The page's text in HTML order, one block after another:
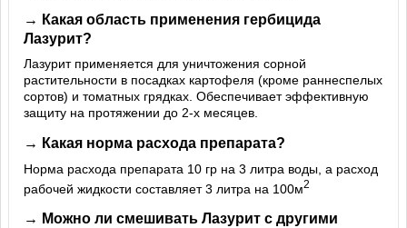
→ Какая область применения гербицида
Лазурит?
Лазурит применяется для уничтожения сорной
растительности в посадках картофеля (кроме раннеспелых
сортов) и томатных грядках. Обеспечивает эффективную
защиту на протяжении до 2-х месяцев.
→ Какая норма расхода препарата?
Норма расхода препарата 10 гр на 3 литра воды, а расход
рабочей жидкости составляет 3 литра на 100м2
→ Можно ли смешивать Лазурит с другими